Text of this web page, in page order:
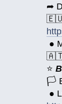
➦
●
⭐️
🏳
●